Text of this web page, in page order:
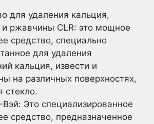
для удаления кальция,
и ржавчины CLR: это мощное
средство, специально
для удаления
кальция, извести и
на различных поверхностях,
стекло.
Это специализированное
средство, предназначенное